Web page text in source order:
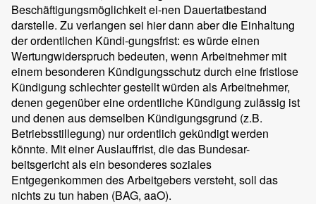
Beschäftigungsmöglichkeit ei-nen Dauertatbestand
darstelle. Zu verlangen sei hier dann aber die Einhaltung
der ordentlichen Kündi-gungsfrist: es würde einen
Wertungwiderspruch bedeuten, wenn Arbeitnehmer mit
einem besonderen Kündigungsschutz durch eine fristlose
Kündigung schlechter gestellt würden als Arbeitnehmer,
denen gegenüber eine ordentliche Kündigung zulässig ist
und denen aus demselben Kündigungsgrund (z.B.
Betriebsstillegung) nur ordentlich gekündigt werden
könnte. Mit einer Auslauffrist, die das Bundesar-
beitsgericht als ein besonderes soziales
Entgegenkommen des Arbeitgebers versteht, soll das
nichts zu tun haben (BAG, aaO).